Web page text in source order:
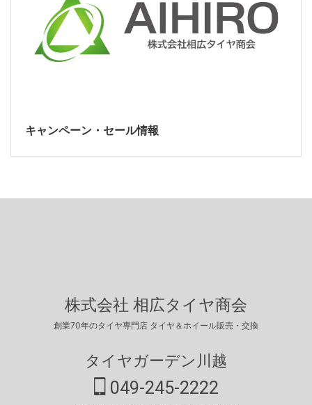
キャンペーン・セール情報
株式会社 相広タイヤ商会
創業70年のタイヤ専門店 タイヤ＆ホイール販売・交換
タイヤガーデン川越
049-245-2222